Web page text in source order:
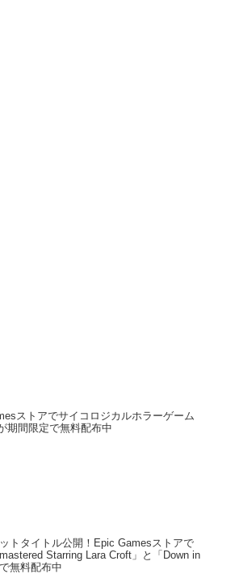
ストアでサイコロジカルホラーゲーム
期間限定で無料配布中
トタイトル公開！Epic Gamesストアで
Starring Lara Croft」と「Down in
無料配布中